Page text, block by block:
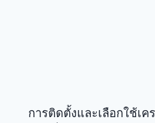
การติดตั้งและเลือกใช้เ